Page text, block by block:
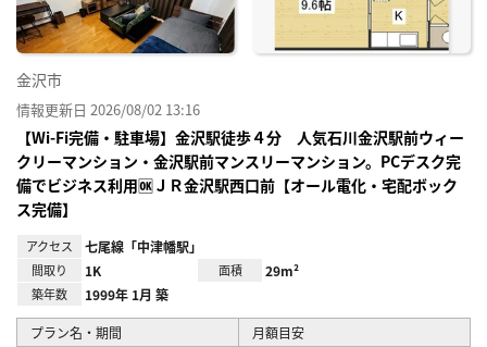
金沢市
情報更新日 2026/08/02 13:16
【Wi-Fi完備・駐車場】金沢駅徒歩４分 人気石川金沢駅前ウィー
クリーマンション・金沢駅前マンスリーマンション。PCデスク完
備でビジネス利用🆗ＪＲ金沢駅西口前【オール電化・宅配ボック
ス完備】
アクセス 七尾線「中津幡駅」
間取り 1K 面積 29m²
築年数 1999年 1月 築
プラン名・期間 月額目安